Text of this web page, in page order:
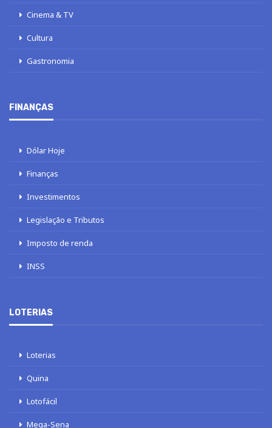
Cinema & TV
Cultura
Gastronomia
FINANÇAS
Dólar Hoje
Finanças
Investimentos
Legislação e Tributos
Imposto de renda
INSS
LOTERIAS
Loterias
Quina
Lotofácil
Mega-Sena